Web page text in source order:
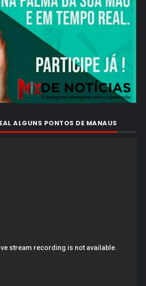
ALGUNS PONTOS DE MANAUS